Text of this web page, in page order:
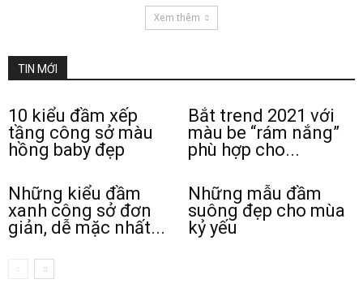
Xem thêm
TIN MỚI
10 kiểu đầm xếp
tầng công sở màu
hồng baby đẹp
Bắt trend 2021 với
màu be “rám nắng”
phù hợp cho...
Những kiểu đầm
xanh công sở đơn
giản, dễ mặc nhất...
Những mẫu đầm
suông đẹp cho mùa
kỷ yếu